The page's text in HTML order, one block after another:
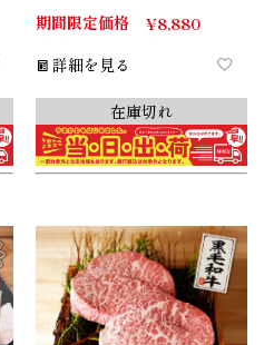
期間限定価格 ¥8,880
詳細を見る
在庫切れ